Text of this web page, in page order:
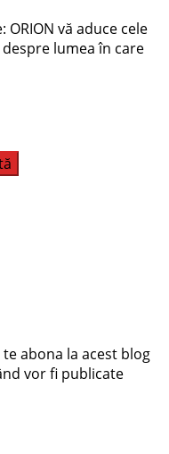
vă aduce cele
lumea în care
abona la acest blog
vor fi publicate